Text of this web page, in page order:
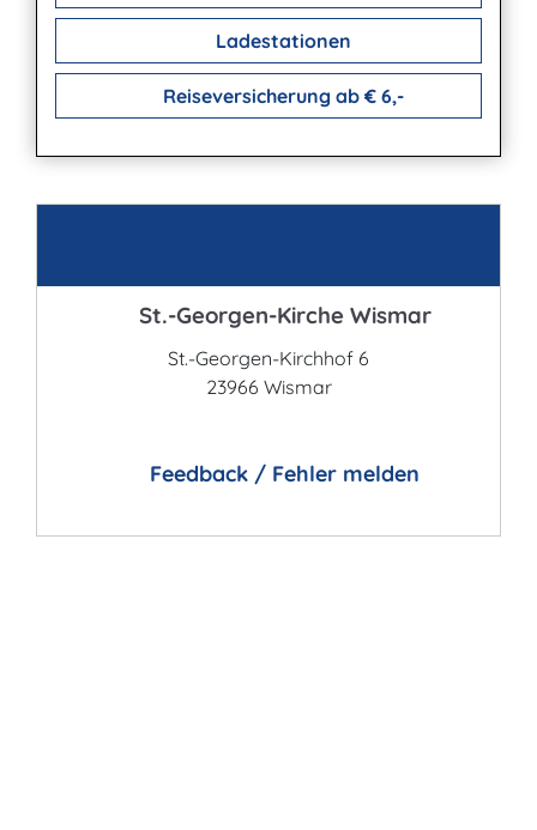
Ladestationen
Reiseversicherung ab € 6,-
St.-Georgen-Kirche Wismar
St.-Georgen-Kirchhof 6
23966 Wismar
Feedback / Fehler melden